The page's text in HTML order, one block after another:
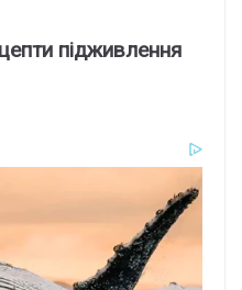
підживлення